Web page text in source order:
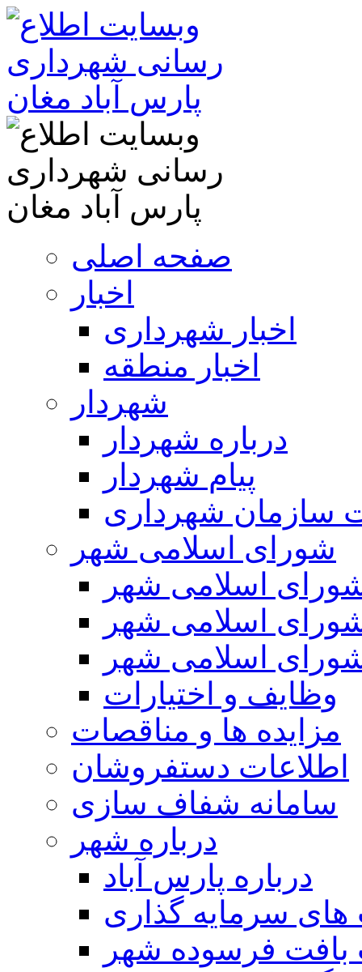
صفحه اصلی
اخبار
اخبار شهرداری
اخبار منطقه
شهردار
درباره شهردار
پیام شهردار
سازمان شهرداری
شورای اسلامی شهر
اسلامی شهر
اسلامی شهر
اسلامی شهر
وظایف و اختیارات
مزایده ها و مناقصات
اطلاعات دستفروشان
سامانه شفاف سازی
درباره شهر
درباره پارس آباد
سرمایه گذاری
بافت فرسوده شهر